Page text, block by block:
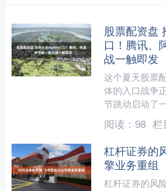
股票配资盘
口！腾讯、
战一触即发
这个夏天股票
体的入口战争
节跳动启动了
整：飞书产品
并，成立新的
阅读： 98 栏
杠杆证券的
擎业务重组
杠杆证券的风